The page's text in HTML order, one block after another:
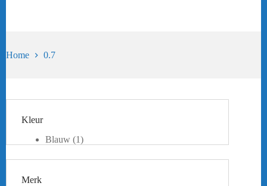
Home 0.7
Kleur
Blauw (1)
Oranje (1)
Merk